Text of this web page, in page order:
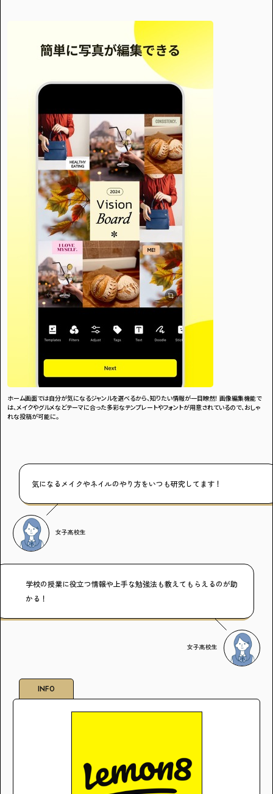
ホーム画面では自分が気になるジャンルを選べるから、知りたい情報が一目瞭然！ 画像編集機能で
は、メイクやグルメなどテーマに合った多彩なテンプレートやフォントが用意されているので、おしゃ
れな投稿が可能に。
気になるメイクやネイルのやり方をいつも研究してます！
女子高校生
学校の授業に役立つ情報や上手な勉強法も教えてもらえるのが助
かる！
女子高校生
INFO